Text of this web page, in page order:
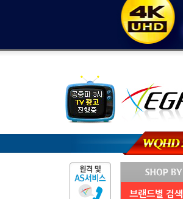
브랜드별 검색